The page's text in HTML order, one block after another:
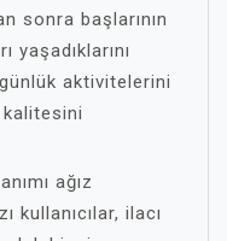
sonra başlarının
aktivitelerini
ağız
kullanıcılar, ilacı